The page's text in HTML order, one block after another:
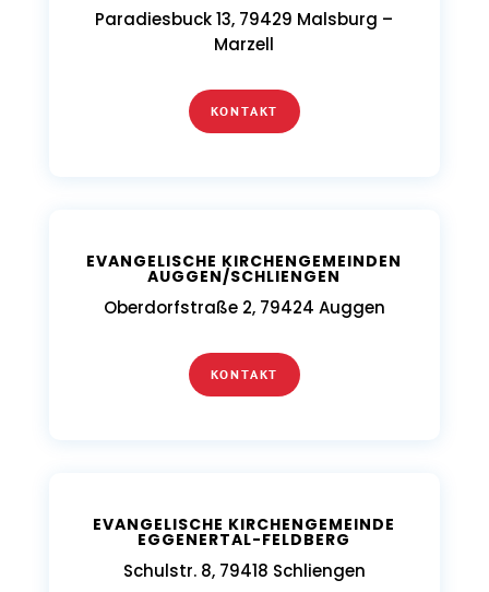
Paradiesbuck 13, 79429 Malsburg –
Marzell
KONTAKT
EVANGELISCHE KIRCHENGEMEINDEN
AUGGEN/SCHLIENGEN
Oberdorfstraße 2, 79424 Auggen
KONTAKT
EVANGELISCHE KIRCHENGEMEINDE
EGGENERTAL-FELDBERG
Schulstr. 8, 79418 Schliengen